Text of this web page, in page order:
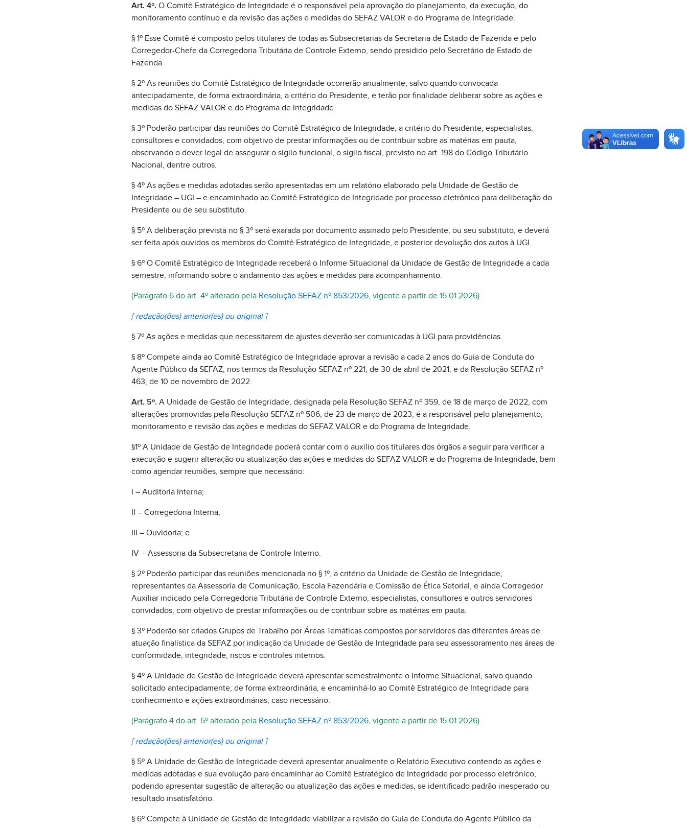
Art. 4º. O Comitê Estratégico de Integridade é o responsável pela aprovação do planejamento, da execução, do
monitoramento contínuo e da revisão das ações e medidas do SEFAZ VALOR e do Programa de Integridade.
§ 1º Esse Comitê é composto pelos titulares de todas as Subsecretarias da Secretaria de Estado de Fazenda e pelo
Corregedor-Chefe da Corregedoria Tributária de Controle Externo, sendo presidido pelo Secretário de Estado de
Fazenda.
§ 2º As reuniões do Comitê Estratégico de Integridade ocorrerão anualmente, salvo quando convocada
antecipadamente, de forma extraordinária, a critério do Presidente, e terão por finalidade deliberar sobre as ações e
medidas do SEFAZ VALOR e do Programa de Integridade.
§ 3º Poderão participar das reuniões do Comitê Estratégico de Integridade, a critério do Presidente, especialistas,
consultores e convidados, com objetivo de prestar informações ou de contribuir sobre as matérias em pauta,
observando o dever legal de assegurar o sigilo funcional, o sigilo fiscal, previsto no art. 198 do Código Tributário
Nacional, dentre outros.
§ 4º As ações e medidas adotadas serão apresentadas em um relatório elaborado pela Unidade de Gestão de
Integridade – UGI – e encaminhado ao Comitê Estratégico de Integridade por processo eletrônico para deliberação do
Presidente ou de seu substituto.
§ 5º A deliberação prevista no § 3º será exarada por documento assinado pelo Presidente, ou seu substituto, e deverá
ser feita após ouvidos os membros do Comitê Estratégico de Integridade, e posterior devolução dos autos à UGI.
§ 6º O Comitê Estratégico de Integridade receberá o Informe Situacional da Unidade de Gestão de Integridade a cada
semestre, informando sobre o andamento das ações e medidas para acompanhamento.
(Parágrafo 6 do art. 4º alterado pela Resolução SEFAZ nº 853/2026, vigente a partir de 15.01.2026)
[ redação(ões) anterior(es) ou original ]
§ 7º As ações e medidas que necessitarem de ajustes deverão ser comunicadas à UGI para providências.
§ 8º Compete ainda ao Comitê Estratégico de Integridade aprovar a revisão a cada 2 anos do Guia de Conduta do
Agente Público da SEFAZ, nos termos da Resolução SEFAZ nº 221, de 30 de abril de 2021, e da Resolução SEFAZ nº
463, de 10 de novembro de 2022.
Art. 5º. A Unidade de Gestão de Integridade, designada pela Resolução SEFAZ nº 359, de 18 de março de 2022, com
alterações promovidas pela Resolução SEFAZ nº 506, de 23 de março de 2023, é a responsável pelo planejamento,
monitoramento e revisão das ações e medidas do SEFAZ VALOR e do Programa de Integridade.
§1º A Unidade de Gestão de Integridade poderá contar com o auxílio dos titulares dos órgãos a seguir para verificar a
execução e sugerir alteração ou atualização das ações e medidas do SEFAZ VALOR e do Programa de Integridade, bem
como agendar reuniões, sempre que necessário:
I – Auditoria Interna;
II – Corregedoria Interna;
III – Ouvidoria; e
IV – Assessoria da Subsecretaria de Controle Interno.
§ 2º Poderão participar das reuniões mencionada no § 1º, a critério da Unidade de Gestão de Integridade,
representantes da Assessoria de Comunicação, Escola Fazendária e Comissão de Ética Setorial, e ainda Corregedor
Auxiliar indicado pela Corregedoria Tributária de Controle Externo, especialistas, consultores e outros servidores
convidados, com objetivo de prestar informações ou de contribuir sobre as matérias em pauta.
§ 3º Poderão ser criados Grupos de Trabalho por Áreas Temáticas compostos por servidores das diferentes áreas de
atuação finalística da SEFAZ por indicação da Unidade de Gestão de Integridade para seu assessoramento nas áreas de
conformidade, integridade, riscos e controles internos.
§ 4º A Unidade de Gestão de Integridade deverá apresentar semestralmente o Informe Situacional, salvo quando
solicitado antecipadamente, de forma extraordinária, e encaminhá-lo ao Comitê Estratégico de Integridade para
conhecimento e ações extraordinárias, caso necessário.
(Parágrafo 4 do art. 5º alterado pela Resolução SEFAZ nº 853/2026, vigente a partir de 15.01.2026)
[ redação(ões) anterior(es) ou original ]
§ 5º A Unidade de Gestão de Integridade deverá apresentar anualmente o Relatório Executivo contendo as ações e
medidas adotadas e sua evolução para encaminhar ao Comitê Estratégico de Integridade por processo eletrônico,
podendo apresentar sugestão de alteração ou atualização das ações e medidas, se identificado padrão inesperado ou
resultado insatisfatório.
§ 6º Compete à Unidade de Gestão de Integridade viabilizar a revisão do Guia de Conduta do Agente Público da